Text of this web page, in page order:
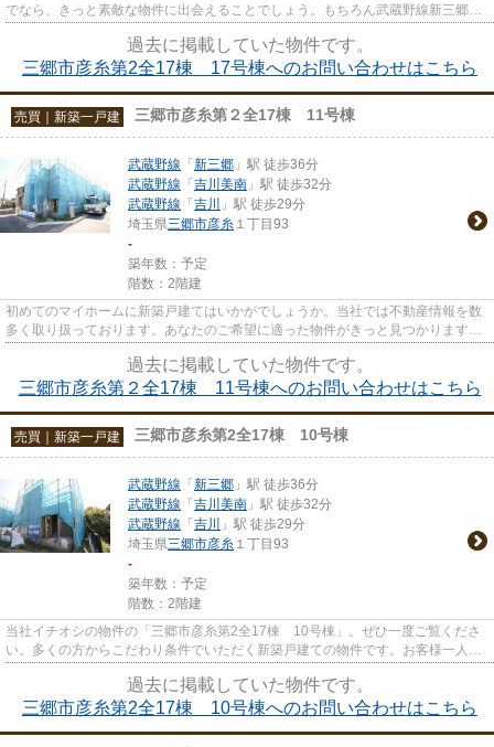
でなら、きっと素敵な物件に出会えることでしょう。もちろん武蔵野線新三郷周
過去に掲載していた物件です。
三郷市彦糸第2全17棟 17号棟へのお問い合わせはこちら
売買｜新築一戸建 三郷市彦糸第２全17棟 11号棟
武蔵野線 「 新三郷 」駅 徒歩36分
武蔵野線 「 吉川美南 」駅 徒歩32分
武蔵野線 「 吉川
」駅 徒歩29分
埼玉県三郷市彦糸 １丁目93
-
築年数：予定
階数：2階建
初めてのマイホームに新築戸建てはいかがでしょうか。当社では不動産情報を数
多く取り扱っております。あなたのご希望に適った物件がきっと見つかります。
過去に掲載していた物件です。
三郷市彦糸第２全17棟 11号棟へのお問い合わせはこちら
売買｜新築一戸建 三郷市彦糸第2全17棟 10号棟
武蔵野線 「 新三郷 」駅 徒歩36分
武蔵野線 「 吉川美南 」駅 徒歩32分
武蔵野線 「 吉川
」駅 徒歩29分
埼玉県三郷市彦糸 １丁目93
-
築年数：予定
階数：2階建
当社イチオシの物件の「三郷市彦糸第2全17棟 10号棟」。ぜひ一度ご覧くださ
い。多くの方からこだわり条件でいただく新築戸建ての物件です。お客様一人一
過去に掲載していた物件です。
三郷市彦糸第2全17棟 10号棟へのお問い合わせはこちら